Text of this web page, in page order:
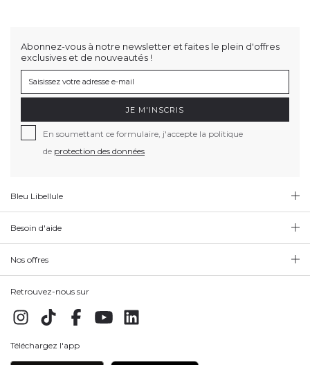
Abonnez-vous à notre newsletter et faites le plein d'offres
exclusives et de nouveautés !
JE M'INSCRIS
En soumettant ce formulaire, j'accepte la politique
de protection des données
Bleu Libellule
Besoin d'aide
Nos offres
Retrouvez-nous sur
Téléchargez l'app